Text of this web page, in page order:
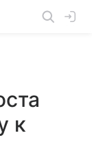
к